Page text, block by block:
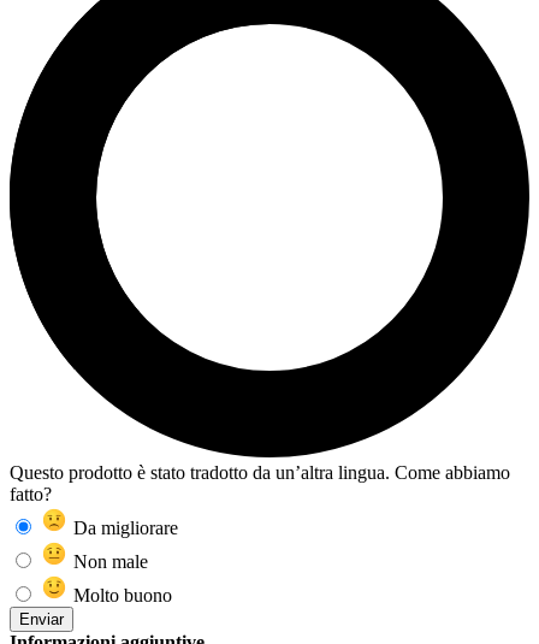
Questo prodotto è stato tradotto da un’altra lingua. Come abbiamo
fatto?
Da migliorare
Non male
Molto buono
Enviar